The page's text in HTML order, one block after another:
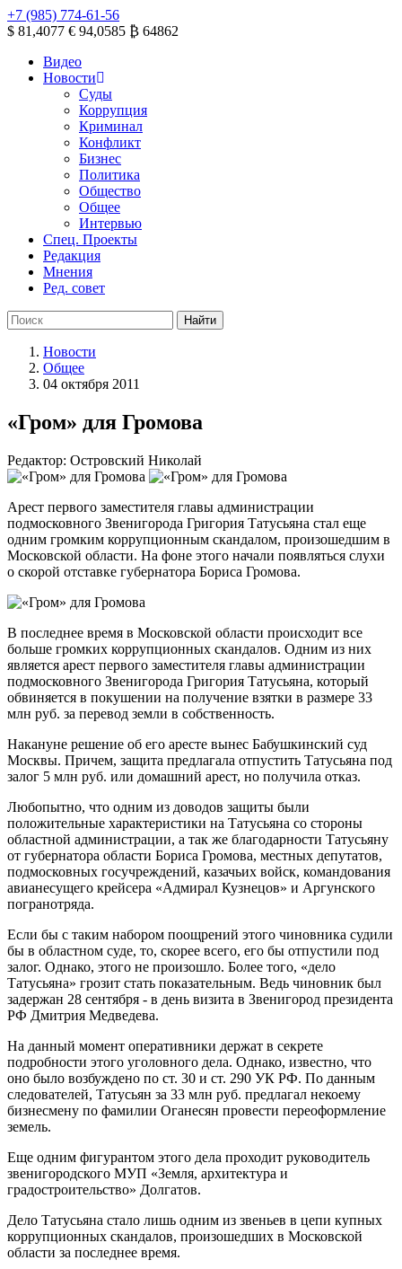
+7 (985) 774-61-56
$ 81,4077 € 94,0585 ₿ 64862
Видео
Новости
Суды
Коррупция
Криминал
Конфликт
Бизнес
Политика
Общество
Общее
Интервью
Спец. Проекты
Редакция
Мнения
Ред. совет
Новости
Общее
04 октября 2011
«Гром» для Громова
Редактор: Островский Николай
Арест первого заместителя главы администрации
подмосковного Звенигорода Григория Татусьяна стал еще
одним громким коррупционным скандалом, произошедшим в
Московской области. На фоне этого начали появляться слухи
о скорой отставке губернатора Бориса Громова.
В последнее время в Московской области происходит все
больше громких коррупционных скандалов. Одним из них
является арест первого заместителя главы администрации
подмосковного Звенигорода Григория Татусьяна, который
обвиняется в покушении на получение взятки в размере 33
млн руб. за перевод земли в собственность.
Накануне решение об его аресте вынес Бабушкинский суд
Москвы. Причем, защита предлагала отпустить Татусьяна под
залог 5 млн руб. или домашний арест, но получила отказ.
Любопытно, что одним из доводов защиты были
положительные характеристики на Татусьяна со стороны
областной администрации, а так же благодарности Татусьяну
от губернатора области Бориса Громова, местных депутатов,
подмосковных госучреждений, казачьих войск, командования
авианесущего крейсера «Адмирал Кузнецов» и Аргунского
погранотряда.
Если бы с таким набором поощрений этого чиновника судили
бы в областном суде, то, скорее всего, его бы отпустили под
залог. Однако, этого не произошло. Более того, «дело
Татусьяна» грозит стать показательным. Ведь чиновник был
задержан 28 сентября - в день визита в Звенигород президента
РФ Дмитрия Медведева.
На данный момент оперативники держат в секрете
подробности этого уголовного дела. Однако, известно, что
оно было возбуждено по ст. 30 и ст. 290 УК РФ. По данным
следователей, Татусьян за 33 млн руб. предлагал некоему
бизнесмену по фамилии Оганесян провести переоформление
земель.
Еще одним фигурантом этого дела проходит руководитель
звенигородского МУП «Земля, архитектура и
градостроительство» Долгатов.
Дело Татусьяна стало лишь одним из звеньев в цепи купных
коррупционных скандалов, произошедших в Московской
области за последнее время.